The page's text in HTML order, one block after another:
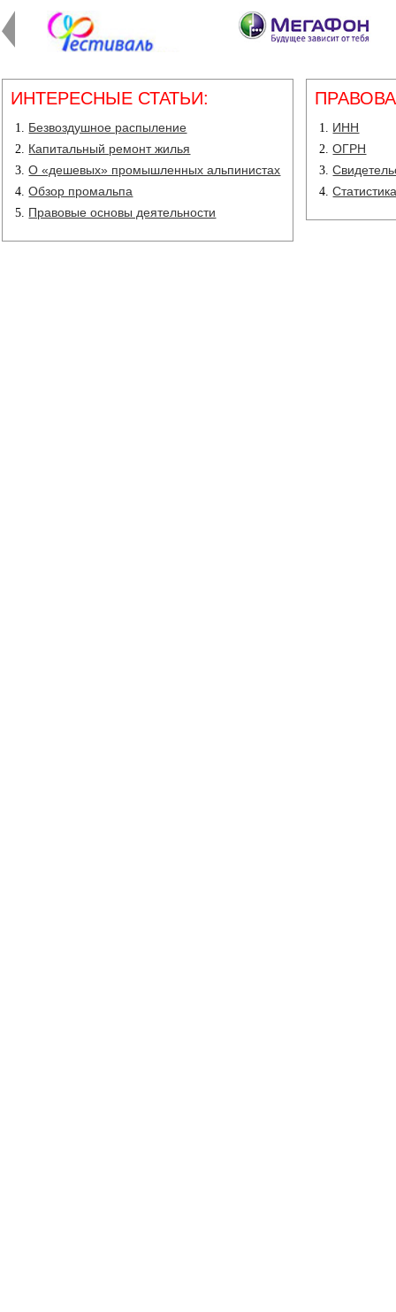
ИНТЕРЕСНЫЕ СТАТЬИ:
Безвоздушное распыление
Капитальный ремонт жилья
О «дешевых» промышленных альпинистах
Обзор промальпа
Правовые основы деятельности
ИНН
ОГРН